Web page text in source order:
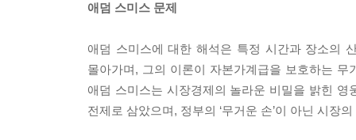
있는 이들이 받아야 할 존경과 찬사는 흔히 부유
--- p.96
공정한 관찰자는 우리의 “가장 뻔뻔한 열정”에 대
단념하는 것이 왜 적정한지, 자신의 최대 이익을
애덤 스미스 문제
애덤 스미스에 대한 해석은 특정 시간과 장소의
몰아가며, 그의 이론이 자본가계급을 보호하는
애덤 스미스는 시장경제의 놀라운 비밀을 밝힌
전제로 삼았으며, 정부의 ‘무거운 손’이 아닌 시장